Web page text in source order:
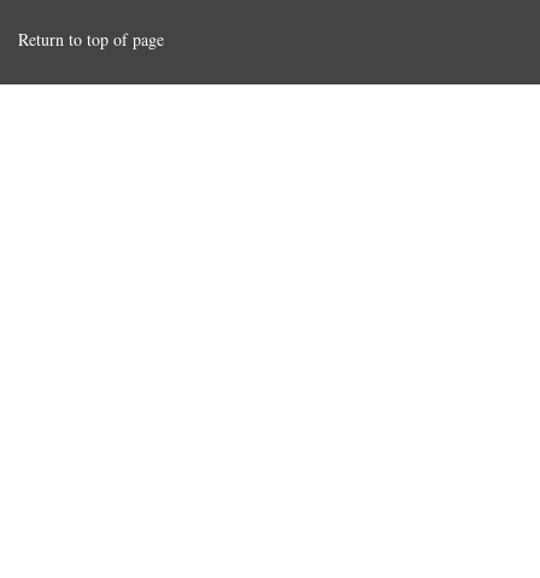
Return to top of page